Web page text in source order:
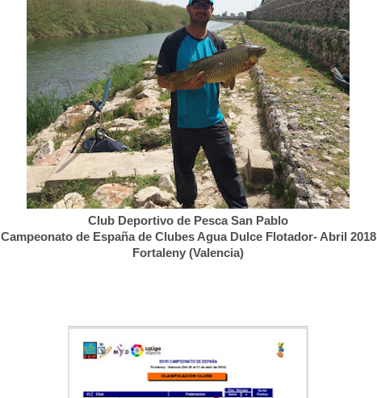
Club Deportivo de Pesca San Pablo
Campeonato de España de Clubes Agua Dulce Flotador- Abril 2018
Fortaleny (Valencia)